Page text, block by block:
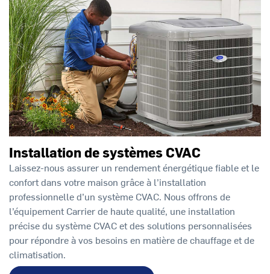
Installation de systèmes CVAC
Laissez-nous assurer un rendement énergétique fiable et le
confort dans votre maison grâce à l’installation
professionnelle d’un système CVAC. Nous offrons de
l’équipement Carrier de haute qualité, une installation
précise du système CVAC et des solutions personnalisées
pour répondre à vos besoins en matière de chauffage et de
climatisation.